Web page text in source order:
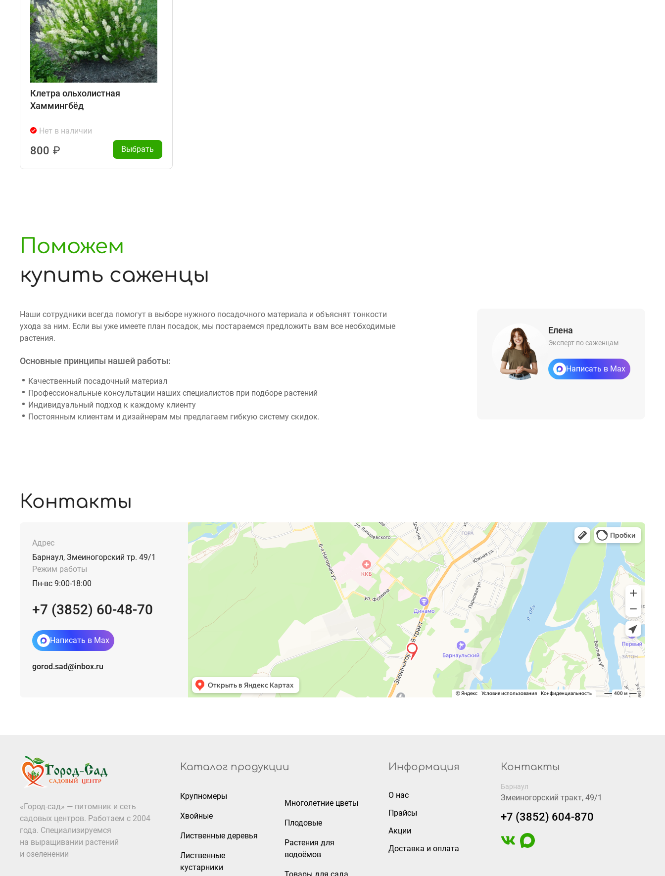
Клетра ольхолистная
Хаммингбёд
Нет в наличии
800 ₽ Выбрать
Поможем
купить саженцы
Наши сотрудники всегда помогут в выборе нужного посадочного материала и объяснят тонкости
ухода за ним. Если вы уже имеете план посадок, мы постараемся предложить вам все необходимые
растения.
Основные принципы нашей работы:
Качественный посадочный материал
Профессиональные консультации наших специалистов при подборе растений
Индивидуальный подход к каждому клиенту
Постоянным клиентам и дизайнерам мы предлагаем гибкую систему скидок.
Елена
Эксперт по саженцам
Написать в Max
Контакты
Адрес
Барнаул, Змеиногорский тр. 49/1
Режим работы
Пн-вс 9:00-18:00
+7 (3852) 60-48-70
Написать в Max
gorod.sad@inbox.ru
«Город-сад» — питомник и сеть
садовых центров. Работаем с 2004
года. Специализируемся
на выращивании растений
и озеленении
Каталог продукции
Крупномеры
Хвойные
Лиственные деревья
Лиственные
кустарники
Многолетние цветы
Плодовые
Растения для
водоёмов
Информация
О нас
Прайсы
Акции
Доставка и оплата
Контакты
Барнаул
Змеиногорский тракт, 49/1
+7 (3852) 604-870